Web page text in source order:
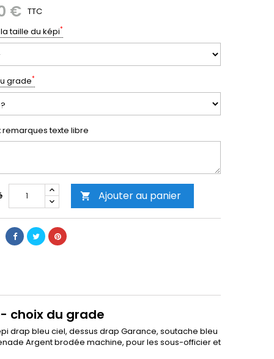
€ TTC
taille du képi*
grade*
remarques texte libre
 Ajouter au panier
choix du grade
drap bleu ciel, dessus drap Garance, soutache bleu
Argent brodée machine, pour les sous-officier et